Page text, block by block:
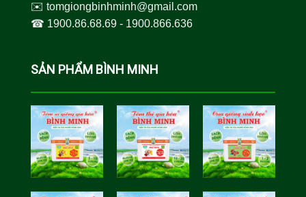
✉️ tomgiongbinhminh@gmail.com
☎︎ 1900.86.68.69- 1900.866.636
SẢN PHẨM BÌNH MINH